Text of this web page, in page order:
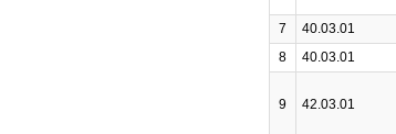
7 40.03.01
8
40.03.01
9 42.03.01